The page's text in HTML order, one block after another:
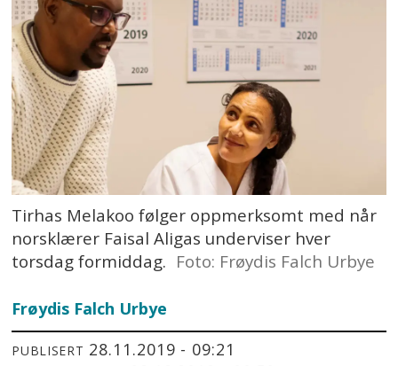
Tirhas Melakoo følger oppmerksomt med når
norsklærer Faisal Aligas underviser hver
torsdag formiddag. Foto: Frøydis Falch Urbye
Frøydis Falch Urbye
PUBLISERT 28.11.2019 - 09:21